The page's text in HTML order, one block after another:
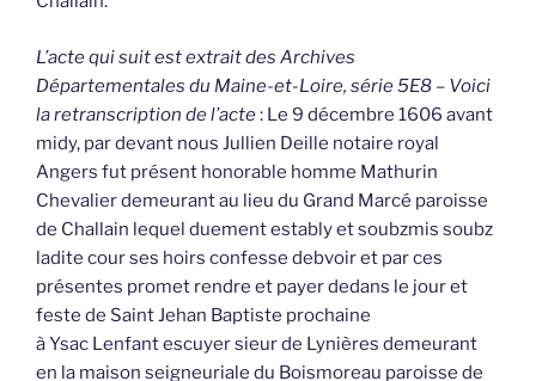
L’acte qui suit est extrait des Archives
Départementales du Maine-et-Loire, série 5E8 – Voici
la retranscription de l’acte: Le 9 décembre 1606 avant
midy, par devant nous Jullien Deille notaire royal
Angers fut présent honorable homme Mathurin
Chevalier demeurant au lieu du Grand Marcé paroisse
de Challain lequel duement estably et soubzmis soubz
ladite cour ses hoirs confesse debvoir et par ces
présentes promet rendre et payer dedans le jour et
feste de Saint Jehan Baptiste prochaine
à Ysac Lenfant escuyer sieur de Lynières demeurant
en la maison seigneuriale du Boismoreau paroisse de